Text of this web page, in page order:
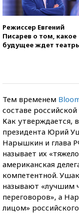
Режиссер Евгений
Писарев о том, какое
будущее ждет
Тем временем
составе
Как утверждается,
президента Юрий
Нарышкин и глава
называет их
американская
компетентной.
называют «лучшим
переговоров», а
лицом»